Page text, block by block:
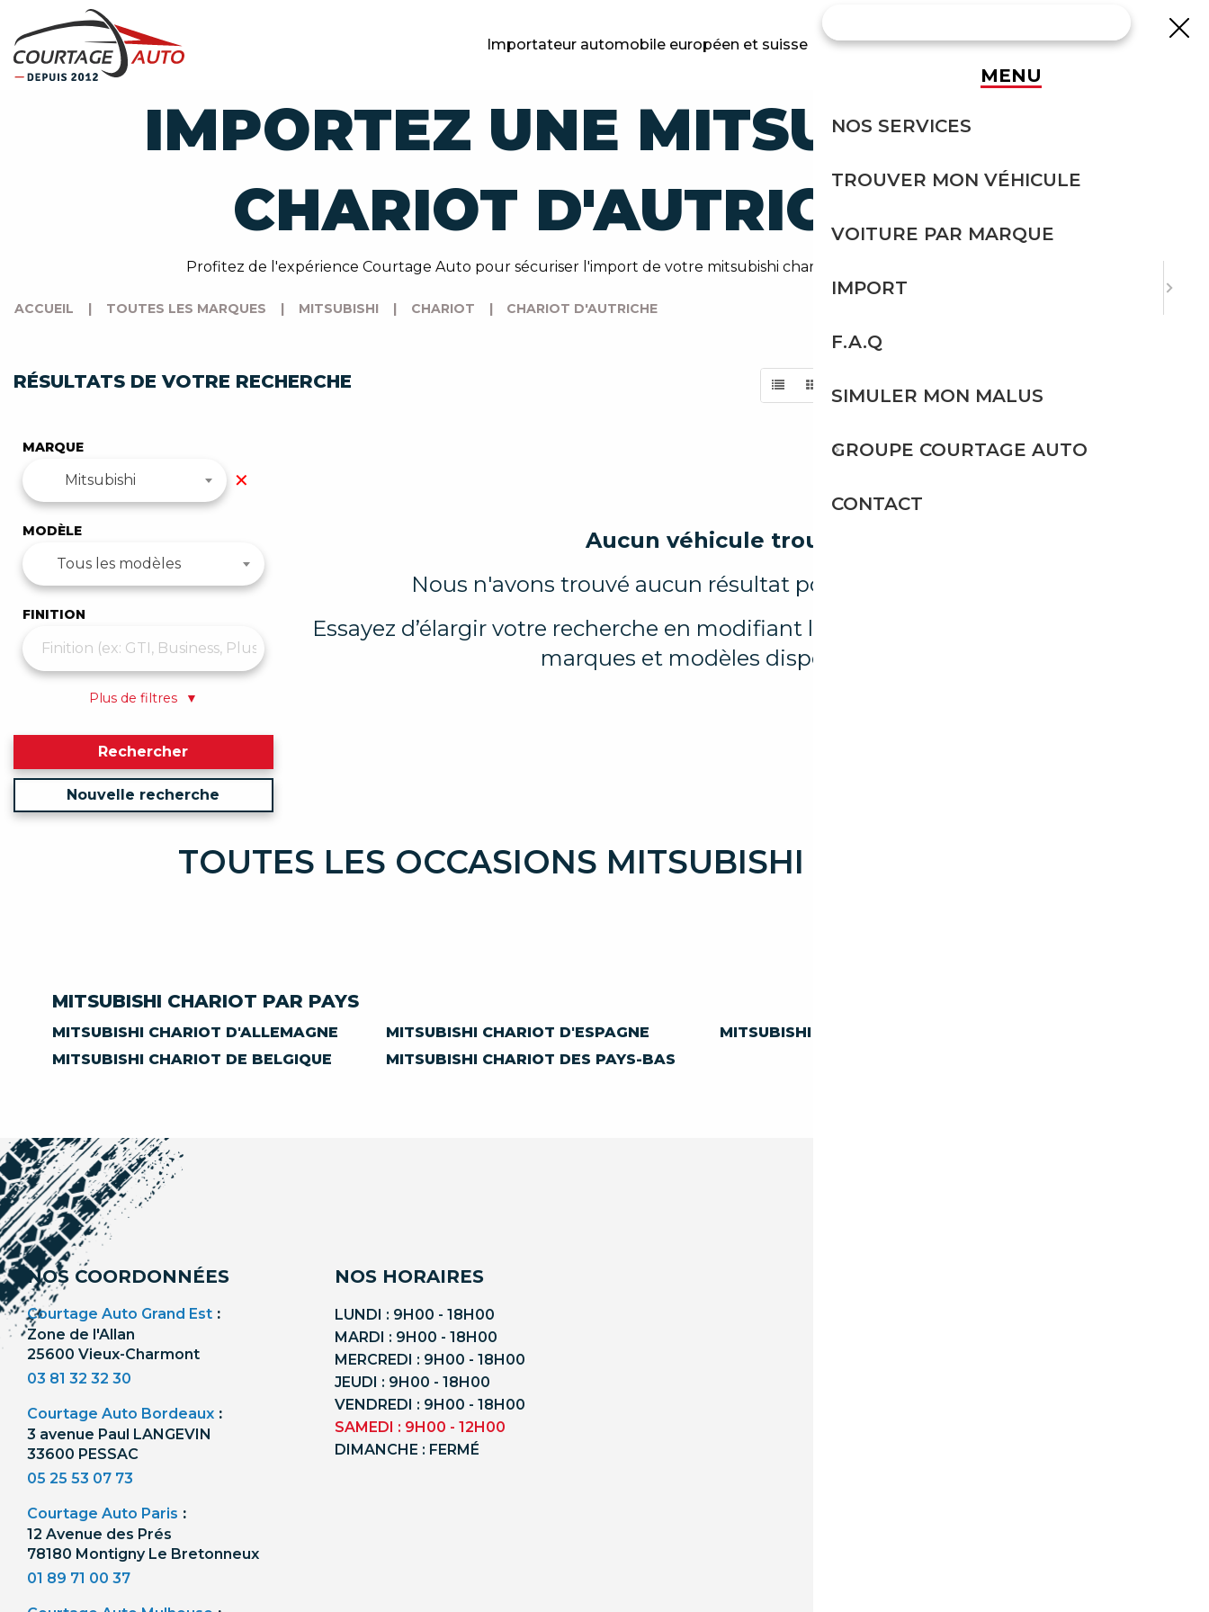
Importateur automobile européen et suisse
IMPORTEZ UNE MITSUBISHI
CHARIOT D'AUTRICHE
Profitez de l'expérience Courtage Auto pour sécuriser l'import de votre mitsubishi chariot depuis l'Autriche.
ACCUEIL | TOUTES LES MARQUES | MITSUBISHI | CHARIOT | CHARIOT D'AUTRICHE
RÉSULTATS DE VOTRE RECHERCHE
MARQUE
Mitsubishi ✕
MODÈLE
Tous les modèles
FINITION
Plus de filtres ▼
Rechercher
Nouvelle recherche
Aucun véhicule trouvé
Nous n'avons trouvé aucun résultat pour votre recherche.
Essayez d’élargir votre recherche en modifiant les filtres ou explorez d'autres
marques et modèles disponibles.
TOUTES LES OCCASIONS MITSUBISHI CHARIOT
MITSUBISHI CHARIOT PAR PAYS
MITSUBISHI CHARIOT D'ALLEMAGNE MITSUBISHI CHARIOT D'ESPAGNE
MITSUBISHI CHARIOT D'ITALIE
MITSUBISHI CHARIOT DE BELGIQUE
MITSUBISHI CHARIOT DES PAYS-BAS
NOS COORDONNÉES
Courtage Auto Grand Est :
Zone de l'Allan
25600 Vieux-Charmont
03 81 32 32 30
Courtage Auto Bordeaux :
3 avenue Paul LANGEVIN
33600 PESSAC
05 25 53 07 73
Courtage Auto Paris :
12 Avenue des Prés
78180 Montigny Le Bretonneux
01 89 71 00 37
NOS HORAIRES
LUNDI : 9H00 - 18H00
MARDI : 9H00 - 18H00
MERCREDI : 9H00 - 18H00
JEUDI : 9H00 - 18H00
VENDREDI : 9H00 - 18H00
SAMEDI : 9H00 - 12H00
DIMANCHE : FERMÉ
MENU
NOS SERVICES
TROUVER MON VÉHICULE
VOITURE PAR MARQUE
IMPORT
F.A.Q
SIMULER MON MALUS
GROUPE COURTAGE AUTO
CONTACT